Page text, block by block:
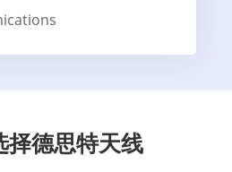
择德思特天线